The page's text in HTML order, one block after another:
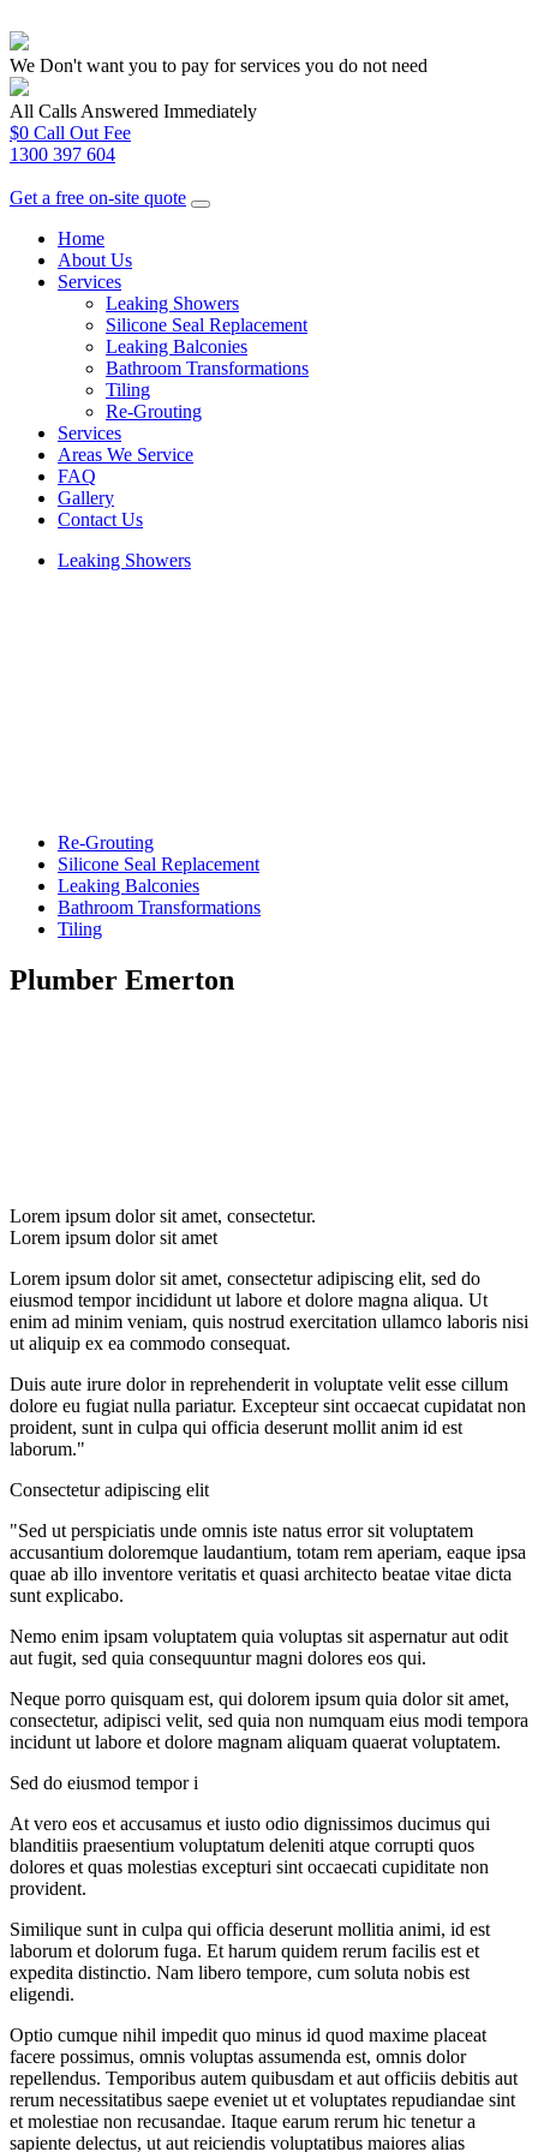
We Don't want you to pay for services you do not need
All Calls Answered Immediately
$0 Call Out Fee
1300 397 604
Get a free on-site quote
Home
About Us
Services
Leaking Showers
Silicone Seal Replacement
Leaking Balconies
Bathroom Transformations
Tiling
Re-Grouting
Services
Areas We Service
FAQ
Gallery
Contact Us
Leaking Showers
Re-Grouting
Silicone Seal Replacement
Leaking Balconies
Bathroom Transformations
Tiling
Plumber Emerton
Lorem ipsum dolor sit amet, consectetur.
Lorem ipsum dolor sit amet
Lorem ipsum dolor sit amet, consectetur adipiscing elit, sed do
eiusmod tempor incididunt ut labore et dolore magna aliqua. Ut
enim ad minim veniam, quis nostrud exercitation ullamco laboris nisi
ut aliquip ex ea commodo consequat.
Duis aute irure dolor in reprehenderit in voluptate velit esse cillum
dolore eu fugiat nulla pariatur. Excepteur sint occaecat cupidatat non
proident, sunt in culpa qui officia deserunt mollit anim id est
laborum."
Consectetur adipiscing elit
"Sed ut perspiciatis unde omnis iste natus error sit voluptatem
accusantium doloremque laudantium, totam rem aperiam, eaque ipsa
quae ab illo inventore veritatis et quasi architecto beatae vitae dicta
sunt explicabo.
Nemo enim ipsam voluptatem quia voluptas sit aspernatur aut odit
aut fugit, sed quia consequuntur magni dolores eos qui.
Neque porro quisquam est, qui dolorem ipsum quia dolor sit amet,
consectetur, adipisci velit, sed quia non numquam eius modi tempora
incidunt ut labore et dolore magnam aliquam quaerat voluptatem.
Sed do eiusmod tempor i
At vero eos et accusamus et iusto odio dignissimos ducimus qui
blanditiis praesentium voluptatum deleniti atque corrupti quos
dolores et quas molestias excepturi sint occaecati cupiditate non
provident.
Similique sunt in culpa qui officia deserunt mollitia animi, id est
laborum et dolorum fuga. Et harum quidem rerum facilis est et
expedita distinctio. Nam libero tempore, cum soluta nobis est
eligendi.
Optio cumque nihil impedit quo minus id quod maxime placeat
facere possimus, omnis voluptas assumenda est, omnis dolor
repellendus. Temporibus autem quibusdam et aut officiis debitis aut
rerum necessitatibus saepe eveniet ut et voluptates repudiandae sint
et molestiae non recusandae. Itaque earum rerum hic tenetur a
sapiente delectus, ut aut reiciendis voluptatibus maiores alias